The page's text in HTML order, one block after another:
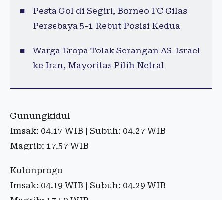
Pesta Gol di Segiri, Borneo FC Gilas
Persebaya 5-1 Rebut Posisi Kedua
Warga Eropa Tolak Serangan AS-Israel
ke Iran, Mayoritas Pilih Netral
Gunungkidul
Imsak: 04.17 WIB | Subuh: 04.27 WIB
Magrib: 17.57 WIB
Kulonprogo
Imsak: 04.19 WIB | Subuh: 04.29 WIB